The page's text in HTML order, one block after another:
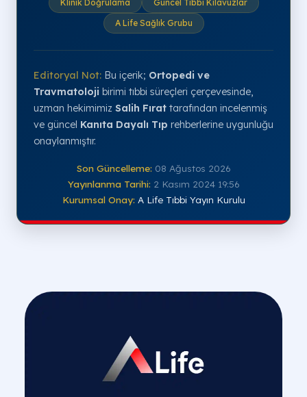
Klinik Doğrulama
Güncel Tıbbi Kılavuzlar
A Life Sağlık Grubu
Editoryal Not: Bu içerik; Ortopedi ve
Travmatoloji birimi tıbbi süreçleri çerçevesinde,
uzman hekimimiz Salih Fırat tarafından incelenmiş
ve güncel Kanıta Dayalı Tıp rehberlerine uygunluğu
onaylanmıştır.
Son Güncelleme: 08 Ağustos 2026
Yayınlanma Tarihi: 2 Kasım 2024 19:56
Kurumsal Onay: A Life Tıbbi Yayın Kurulu